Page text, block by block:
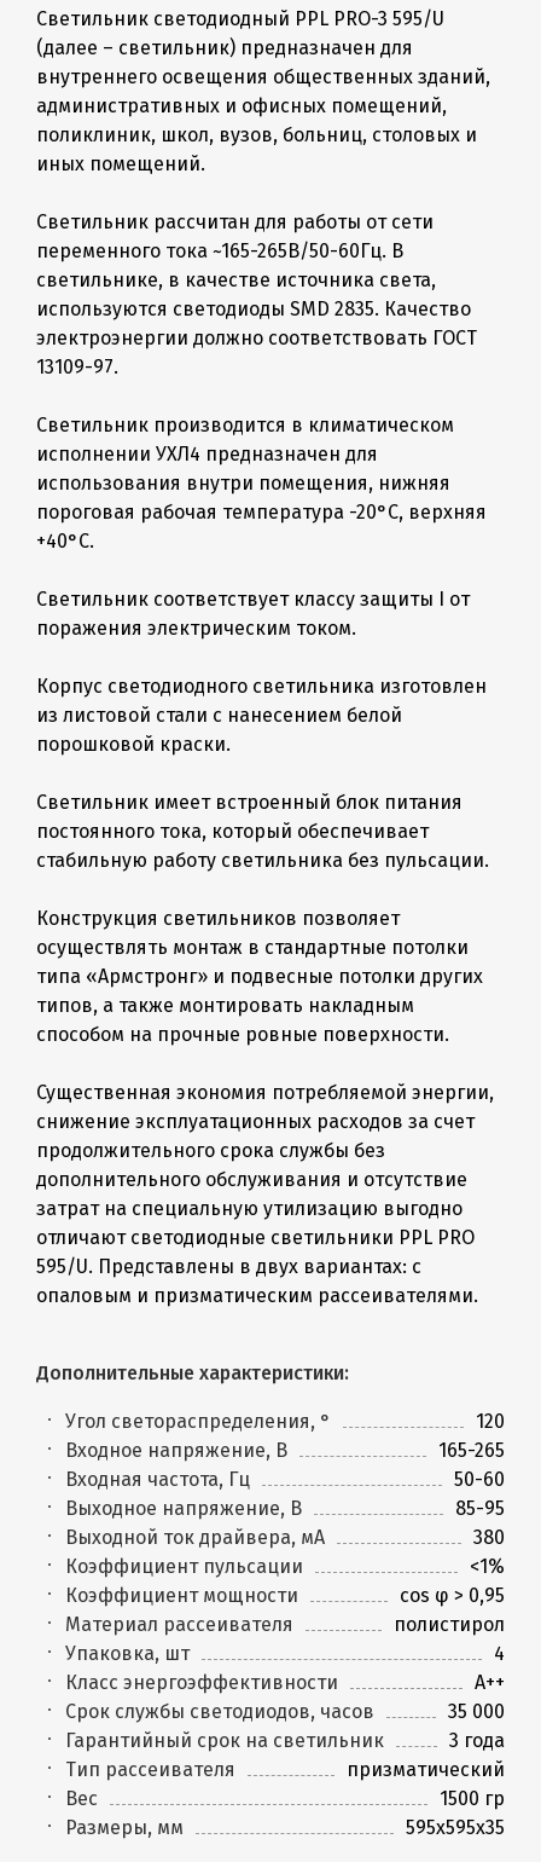
Светильник светодиодный PPL PRO-3 595/U
(далее – светильник) предназначен для
внутреннего освещения общественных зданий,
административных и офисных помещений,
поликлиник, школ, вузов, больниц, столовых и
иных помещений.
Светильник рассчитан для работы от сети
переменного тока ~165-265В/50-60Гц. В
светильнике, в качестве источника света,
используются светодиоды SMD 2835. Качество
электроэнергии должно соответствовать ГОСТ
13109-97.
Светильник производится в климатическом
исполнении УХЛ4 предназначен для
использования внутри помещения, нижняя
пороговая рабочая температура -20°C, верхняя
+40°C.
Светильник соответствует классу защиты I от
поражения электрическим током.
Корпус светодиодного светильника изготовлен
из листовой стали с нанесением белой
порошковой краски.
Светильник имеет встроенный блок питания
постоянного тока, который обеспечивает
стабильную работу светильника без пульсации.
Конструкция светильников позволяет
осуществлять монтаж в стандартные потолки
типа «Армстронг» и подвесные потолки других
типов, а также монтировать накладным
способом на прочные ровные поверхности.
Существенная экономия потребляемой энергии,
снижение эксплуатационных расходов за счет
продолжительного срока службы без
дополнительного обслуживания и отсутствие
затрат на специальную утилизацию выгодно
отличают светодиодные светильники PPL PRO
595/U. Представлены в двух вариантах: с
опаловым и призматическим рассеивателями.
Дополнительные характеристики:
Угол светораспределения, °
120
Входное напряжение, В
165-265
Входная частота, Гц
50-60
Выходное напряжение, В
85-95
Выходной ток драйвера, мА
380
Коэффициент пульсации
<1%
Коэффициент мощности
cos φ > 0,95
Материал рассеивателя
полистирол
Упаковка, шт
4
Класс энергоэффективности
A++
Срок службы светодиодов, часов
35 000
Гарантийный срок на светильник
3 года
Тип рассеивателя
призматический
Вес
1500 гр
Размеры, мм
595x595x35